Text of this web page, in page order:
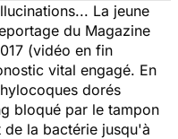
La jeune
du Magazine
(vidéo en fin
vital engagé. En
dorés
bloqué par le tampon
la bactérie jusqu'à